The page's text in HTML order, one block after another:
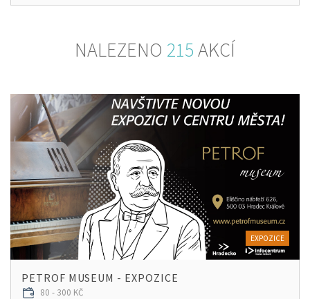
NALEZENO 215AKCÍ
EXPOZICE
PETROF MUSEUM - EXPOZICE
80 - 300 KČ